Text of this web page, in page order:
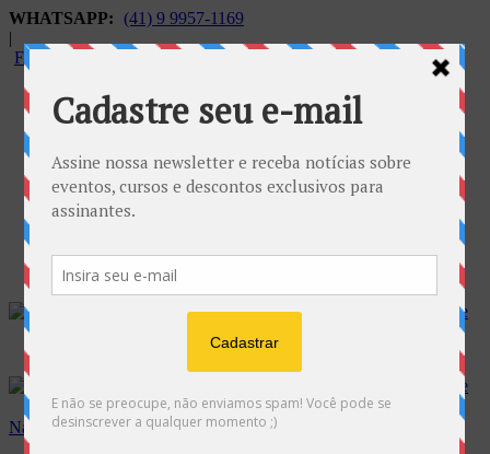
WHATSAPP:
(41) 9 9957-1169
|
FALECONOSCO@GNOSE.ORG.BR
Navegação